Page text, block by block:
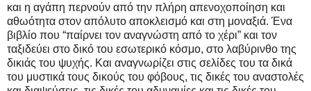
και η αγάπη περνούν από την πλήρη απενοχοποίηση και
αθωότητα στον απόλυτο αποκλεισμό και στη μοναξιά. Ένα
βιβλίο που “παίρνει τον αναγνώστη από το χέρι” και τον
ταξιδεύει στο δικό του εσωτερικό κόσμο, στο λαβύρινθο της
δικιάς του ψυχής. Και αναγνωρίζει στις σελίδες του τα δικά
του μυστικά τους δικούς του φόβους, τις δικές του αναστολές